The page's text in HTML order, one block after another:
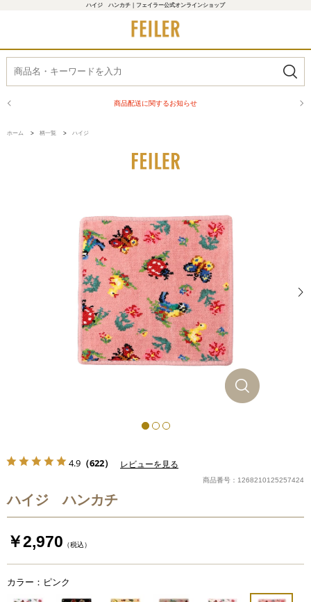
ハイジ ハンカチ｜フェイラー公式オンラインショップ
商品配送に関するお知らせ
ホーム > 柄一覧 > ハイジ
4.9 （622） レビューを見る
商品番号：1268210125257424
ハイジ ハンカチ
￥2,970 （税込）
カラー：ピンク